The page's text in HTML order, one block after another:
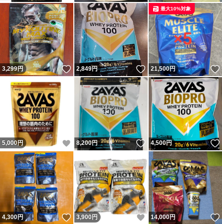
3,299円 いいね！
2,849円 いいね！
21,500円
最大10%対象
5,000円 いいね！
8,200円 いいね！
4,500円
4,300円 いいね！
3,900 円 いいね！
14,000円